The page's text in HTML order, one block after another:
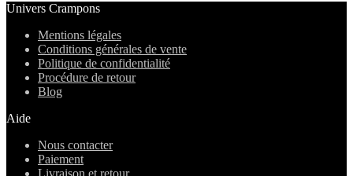
Univers Crampons
Mentions légales
Conditions générales de vente
Politique de confidentialité
Procédure de retour
Blog
Aide
Nous contacter
Paiement
Livraison et retour